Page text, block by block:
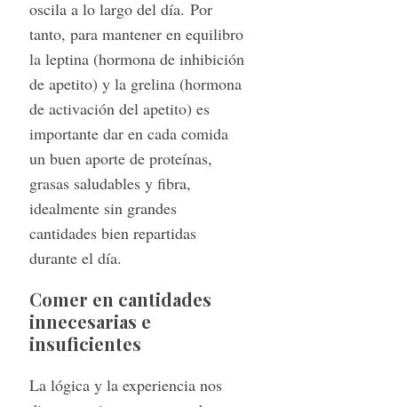
oscila a lo largo del día. Por
tanto, para mantener en equilibro
la leptina (hormona de inhibición
de apetito) y la grelina (hormona
de activación del apetito) es
importante dar en cada comida
un buen aporte de proteínas,
grasas saludables y fibra,
idealmente sin grandes
cantidades bien repartidas
durante el día.
Comer en cantidades
innecesarias e
insuficientes
La lógica y la experiencia nos